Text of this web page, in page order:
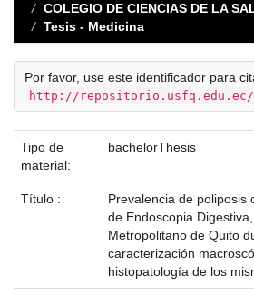
COLEGIO DE CIENCIAS DE LA
Tesis - Medicina
Por favor, use este identificador para
http://repositorio.usfq.edu.ec/
Tipo de
material:
bachelorThesis
Título :
Prevalencia de poliposis
de Endoscopia
Metropolitano de Quito
caracterización
histopatología de los